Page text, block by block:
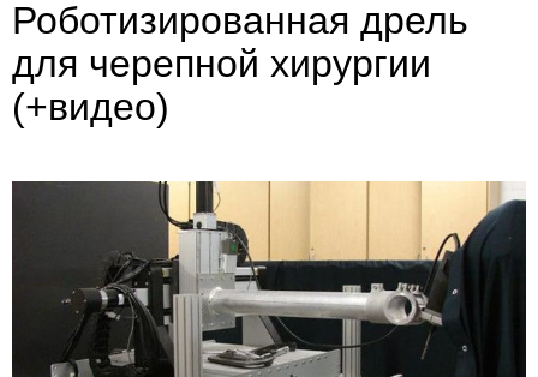
Роботизированная дрель
для черепной хирургии
(+видео)